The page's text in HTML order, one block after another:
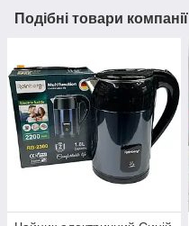
Подібні товари компанії